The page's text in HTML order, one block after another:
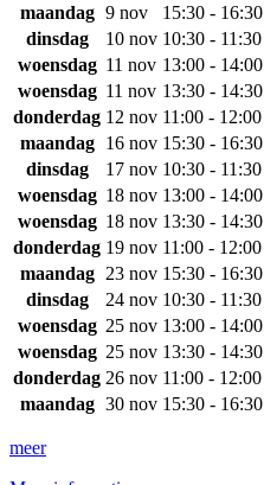
maandag 9 nov 15:30 - 16:30
dinsdag
10 nov 10:30 - 11:30
woensdag 11 nov 13:00 - 14:00
woensdag 11 nov 13:30 - 14:30
donderdag 12 nov 11:00 - 12:00
maandag
16 nov 15:30 - 16:30
dinsdag
17 nov 10:30 - 11:30
woensdag 18 nov 13:00 - 14:00
woensdag 18 nov 13:30 - 14:30
donderdag 19 nov 11:00 - 12:00
maandag
23 nov 15:30 - 16:30
dinsdag
24 nov 10:30 - 11:30
woensdag 25 nov 13:00 - 14:00
woensdag 25 nov 13:30 - 14:30
donderdag 26 nov 11:00 - 12:00
maandag 30 nov 15:30 - 16:30
meer